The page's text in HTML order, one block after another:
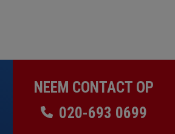
NEEM CONTACT OP
020-693 0699